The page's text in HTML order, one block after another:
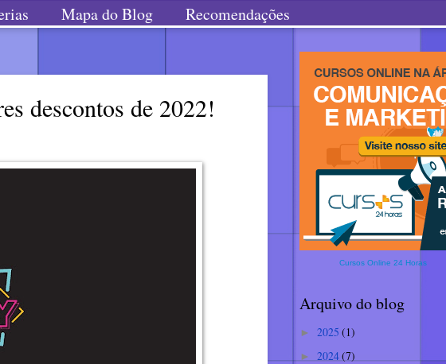
Mapa do Blog Recomendações
descontos de 2022!
Cursos Online 24 Horas
Arquivo do blog
► 2025 (1)
► 2024(7)